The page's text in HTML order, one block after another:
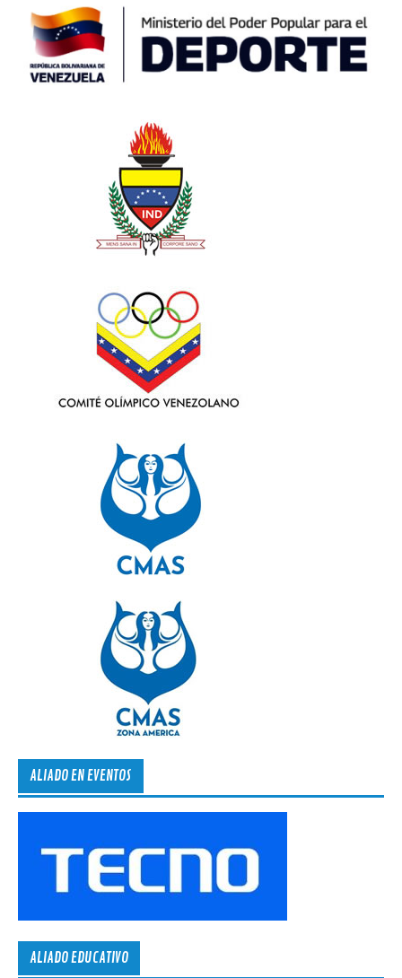
ALIADO EN EVENTOS
ALIADO EDUCATIVO